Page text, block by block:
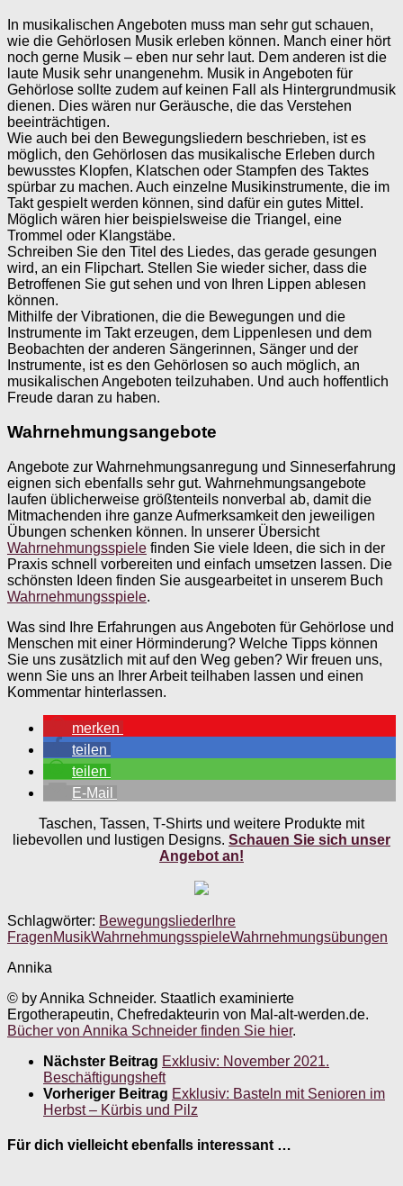
In musikalischen Angeboten muss man sehr gut schauen,
wie die Gehörlosen Musik erleben können. Manch einer hört
noch gerne Musik – eben nur sehr laut. Dem anderen ist die
laute Musik sehr unangenehm. Musik in Angeboten für
Gehörlose sollte zudem auf keinen Fall als Hintergrundmusik
dienen. Dies wären nur Geräusche, die das Verstehen
beeinträchtigen.
Wie auch bei den Bewegungsliedern beschrieben, ist es
möglich, den Gehörlosen das musikalische Erleben durch
bewusstes Klopfen, Klatschen oder Stampfen des Taktes
spürbar zu machen. Auch einzelne Musikinstrumente, die im
Takt gespielt werden können, sind dafür ein gutes Mittel.
Möglich wären hier beispielsweise die Triangel, eine
Trommel oder Klangstäbe.
Schreiben Sie den Titel des Liedes, das gerade gesungen
wird, an ein Flipchart. Stellen Sie wieder sicher, dass die
Betroffenen Sie gut sehen und von Ihren Lippen ablesen
können.
Mithilfe der Vibrationen, die die Bewegungen und die
Instrumente im Takt erzeugen, dem Lippenlesen und dem
Beobachten der anderen Sängerinnen, Sänger und der
Instrumente, ist es den Gehörlosen so auch möglich, an
musikalischen Angeboten teilzuhaben. Und auch hoffentlich
Freude daran zu haben.
Wahrnehmungsangebote
Angebote zur Wahrnehmungsanregung und Sinneserfahrung
eignen sich ebenfalls sehr gut. Wahrnehmungsangebote
laufen üblicherweise größtenteils nonverbal ab, damit die
Mitmachenden ihre ganze Aufmerksamkeit den jeweiligen
Übungen schenken können. In unserer Übersicht
Wahrnehmungsspiele finden Sie viele Ideen, die sich in der
Praxis schnell vorbereiten und einfach umsetzen lassen. Die
schönsten Ideen finden Sie ausgearbeitet in unserem Buch
Wahrnehmungsspiele.
Was sind Ihre Erfahrungen aus Angeboten für Gehörlose und
Menschen mit einer Hörminderung? Welche Tipps können
Sie uns zusätzlich mit auf den Weg geben? Wir freuen uns,
wenn Sie uns an Ihrer Arbeit teilhaben lassen und einen
Kommentar hinterlassen.
merken
teilen
teilen
E-Mail
Taschen, Tassen, T-Shirts und weitere Produkte mit
liebevollen und lustigen Designs. Schauen Sie sich unser
Angebot an!
Schlagwörter: Bewegungslieder Ihre
FragenMusikWahrnehmungsspieleWahrnehmungsübungen
Annika
© by Annika Schneider. Staatlich examinierte
Ergotherapeutin, Chefredakteurin von Mal-alt-werden.de.
Bücher von Annika Schneider finden Sie hier.
Nächster Beitrag Exklusiv: November 2021.
Beschäftigungsheft
Vorheriger Beitrag Exklusiv: Basteln mit Senioren im
Herbst – Kürbis und Pilz
Für dich vielleicht ebenfalls interessant …